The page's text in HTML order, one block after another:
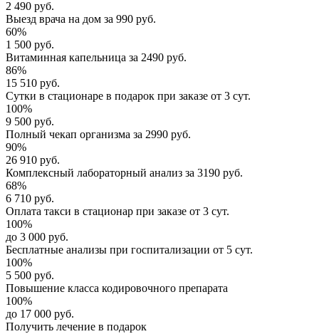
2 490 руб.
Выезд врача на дом за 990 руб.
60%
1 500 руб.
Витаминная капельница за 2490 руб.
86%
15 510 руб.
Сутки в стационаре в подарок при заказе от 3 сут.
100%
9 500 руб.
Полный чекап организма за 2990 руб.
90%
26 910 руб.
Комплексный лабораторный анализ за 3190 руб.
68%
6 710 руб.
Оплата такси в стационар при заказе от 3 сут.
100%
до 3 000 руб.
Бесплатные анализы при госпитализации от 5 сут.
100%
5 500 руб.
Повышение класса кодировочного препарата
100%
до 17 000 руб.
Получить лечение в подарок